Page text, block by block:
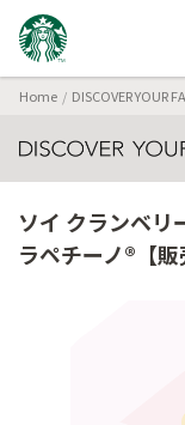
Home DISCOVER YOUR
ソイ クランベリ
ラペチーノ®【販